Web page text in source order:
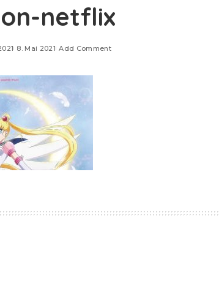
netflix
8. Mai 2021 Add Comment